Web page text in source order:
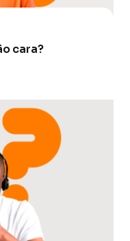
cara?